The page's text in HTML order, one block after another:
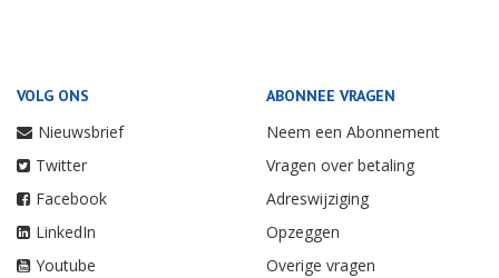
VOLG ONS
Nieuwsbrief
Twitter
Facebook
LinkedIn
Youtube
ABONNEE VRAGEN
Neem een Abonnement
Vragen over betaling
Adreswijziging
Opzeggen
Overige vragen